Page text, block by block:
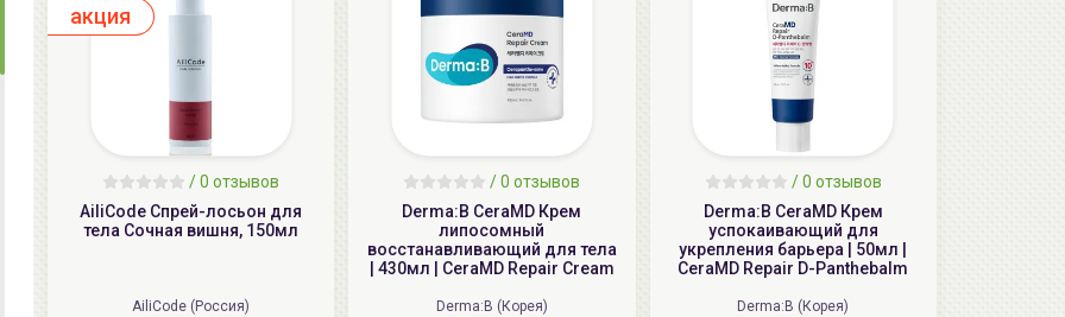
/ 0 отзывов
AiliCode Спрей-лосьон для
тела Сочная вишня, 150мл
AiliCode (Россия)
aкция
/ 0 отзывов
Derma:B CeraMD Крем
липосомный
восстанавливающий для тела
| 430мл | CeraMD Repair Cream
Derma:B (Корея)
/ 0 отзывов
Derma:B CeraMD Крем
успокаивающий для
укрепления барьера | 50мл |
CeraMD Repair D-Panthebalm
Derma:B (Корея)